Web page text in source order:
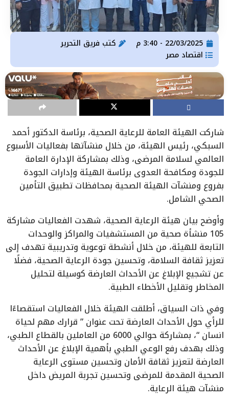
22/03/2025 - 3:40 م كتب فريق التحرير
اقتصاد مصر
شاركت الهيئة العامة للرعاية الصحية، برئاسة الدكتور أحمد
السبكي، رئيس الهيئة، من خلال منشآتها بفعاليات الأسبوع
العالمي لسلامة المرضى، وذلك بمشاركة الإدارة العامة
للجودة ومكافحة العدوى برئاسة الهيئة وإدارات الجودة
بفروع ومنشآت الهيئة الصحية بمحافظات تطبيق التأمين
الصحي الشامل.
وأوضح بيان هيئة الرعاية الصحية، شهدت الفعاليات مشاركة
105 منشأة صحية من المستشفيات والمراكز والوحدات
التابعة للهيئة، من خلال أنشطة توعوية وتدريبية تهدف إلى
تعزيز ثقافة السلامة، وتحسين جودة الرعاية الصحية، فضلًا
عن تشجيع الإبلاغ عن الأحداث العارضة كوسيلة لتحليل
المخاطر وتقليل الأخطاء الطبية.
وفي ذات السياق، أطلقت الهيئة خلال الفعاليات استقصاءًا
للرأي حول الأحداث العارضة تحت عنوان ” قرارك مهم لحياة
انسان “، بمشاركة حوالي 6000 من العاملين بالقطاع الطبي،
وذلك بهدف رفع الوعي الطبي بأهمية الإبلاغ عن الأحداث
العارضة لتعزيز ثقافة الأمان وتحسين مستوى الرعاية
الصحية المقدمة للمرضى وتحسين تجربة المريض داخل
منشآت هيئة الرعاية.